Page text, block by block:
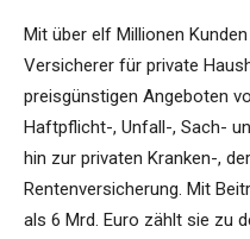
Mit über elf Millionen
Versicherer für private
preisgünstigen Angeboten
Haftpflicht-, Unfall-, Sach-
hin zur privaten Kranken-,
Rentenversicherung. Mit
als 6 Mrd. Euro zählt sie zu